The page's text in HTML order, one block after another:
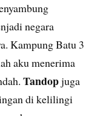
negara
Kampung Batu 3
aku menerima
Tandopjuga
di kelilingi